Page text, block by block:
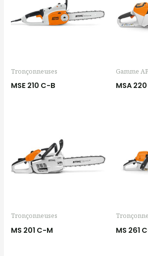
Tronçonneuses
MSE 210 C-B
Gamme AP
MSA
Tronçonneuses
MS 201 C-M MS 261